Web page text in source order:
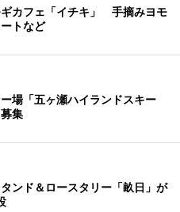
ギカフェ「イチキ」 手摘みヨモ
トなど
場「五ヶ瀬ハイランドスキー
集
ンド＆ロースタリー「畝日」が